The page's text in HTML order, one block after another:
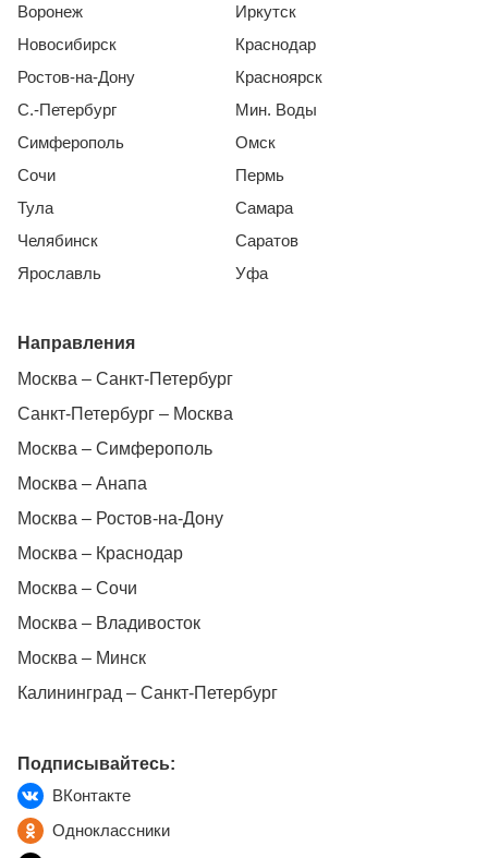
Воронеж
Новосибирск
Ростов-на-Дону
С.-Петербург
Симферополь
Сочи
Тула
Челябинск
Ярославль
Иркутск
Краснодар
Красноярск
Мин. Воды
Омск
Пермь
Самара
Саратов
Уфа
Направления
Москва – Санкт-Петербург
Санкт-Петербург – Москва
Москва – Симферополь
Москва – Анапа
Москва – Ростов-на-Дону
Москва – Краснодар
Москва – Сочи
Москва – Владивосток
Москва – Минск
Калининград – Санкт-Петербург
Подписывайтесь:
ВКонтакте
Одноклассники